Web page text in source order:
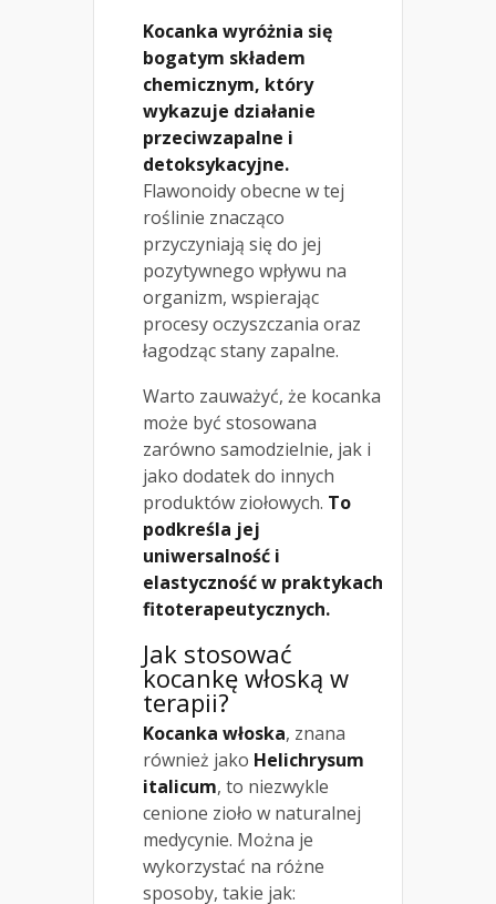
Kocanka wyróżnia się
bogatym składem
chemicznym, który
wykazuje działanie
przeciwzapalne i
detoksykacyjne.
Flawonoidy obecne w tej
roślinie znacząco
przyczyniają się do jej
pozytywnego wpływu na
organizm, wspierając
procesy oczyszczania oraz
łagodząc stany zapalne.
Warto zauważyć, że kocanka
może być stosowana
zarówno samodzielnie, jak i
jako dodatek do innych
produktów ziołowych. To
podkreśla jej
uniwersalność i
elastyczność w praktykach
fitoterapeutycznych.
Jak stosować
kocankę włoską w
terapii?
Kocanka włoska, znana
również jako Helichrysum
italicum, to niezwykle
cenione zioło w naturalnej
medycynie. Można je
wykorzystać na różne
sposoby, takie jak: